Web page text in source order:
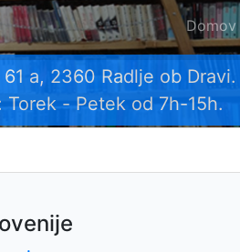
Domov
a, 2360 Radlje ob Dravi.
Torek - Petek od 7h-15h.